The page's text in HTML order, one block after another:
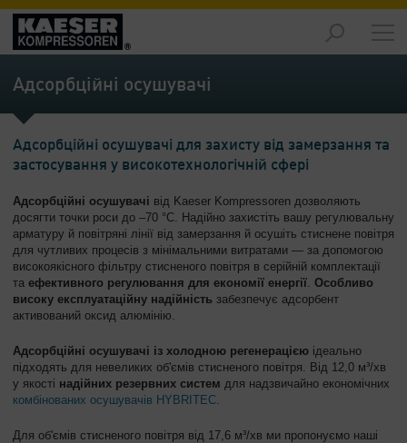
Продукція
-
Огляд
-
Огляд
Обслуговування
-
Огляд
Підприємство
-
Огляд
Адсорбційні осушувачі
Адсорбційні осушувачі для захисту від замерзання та
застосування у високотехнологічній сфері
Адсорбційні осушувачі від Kaeser Kompressoren дозволяють
досягти точки роси до –70 °C. Надійно захистіть вашу регулювальну
арматуру й повітряні лінії від замерзання й осушіть стиснене повітря
для чутливих процесів з мінімальними витратами — за допомогою
високоякісного фільтру стисненого повітря в серійній комплектації
та ефективного регулювання для економії енергії. Особливо
високу експлуатаційну надійність забезпечує адсорбент
активований оксид алюмінію.
Адсорбційні осушувачі із холодною регенерацією ідеально
підходять для невеликих об'ємів стисненого повітря. Від 12,0 м³/хв
у якості надійних резервних систем для надзвичайно економічних
комбінованих осушувачів HYBRITEC.
Для об'ємів стисненого повітря від 17,6 м³/хв ми пропонуємо наші